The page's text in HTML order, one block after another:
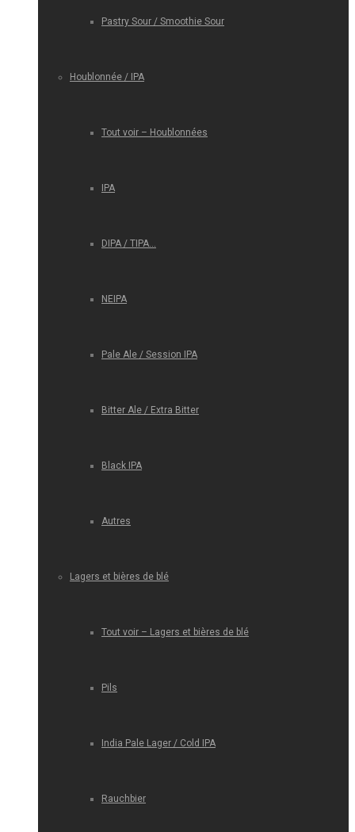
Pastry Sour / Smoothie Sour
Houblonnée / IPA
Tout voir – Houblonnées
IPA
DIPA / TIPA…
NEIPA
Pale Ale / Session IPA
Bitter Ale / Extra Bitter
Black IPA
Autres
Lagers et bières de blé
Tout voir – Lagers et bières de blé
Pils
India Pale Lager / Cold IPA
Rauchbier